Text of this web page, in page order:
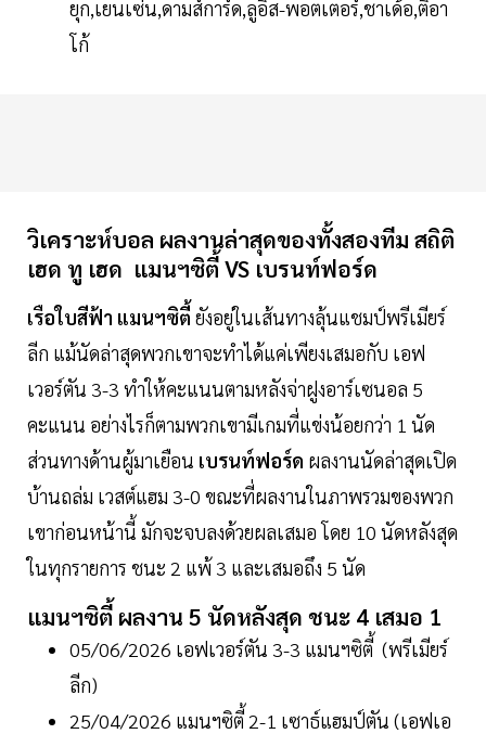
ยุก,เยนเซ่น,ดามส์การ์ด,ลูอิส-พอตเตอร์,ชาเด้อ,ติอา
โก้
วิเคราะห์บอล ผลงานล่าสุดของทั้งสองทีม สถิติ
เฮด ทู เฮด แมนฯซิตี้ VS เบรนท์ฟอร์ด
เรือใบสีฟ้า แมนฯซิตี้ ยังอยู่ในเส้นทางลุ้นแชมป์พรีเมียร์
ลีก แม้นัดล่าสุดพวกเขาจะทำได้แค่เพียงเสมอกับ เอฟ
เวอร์ตัน 3-3 ทำให้คะแนนตามหลังจ่าฝูงอาร์เซนอล 5
คะแนน อย่างไรก็ตามพวกเขามีเกมที่แข่งน้อยกว่า 1 นัด
ส่วนทางด้านผู้มาเยือน เบรนท์ฟอร์ด ผลงานนัดล่าสุดเปิด
บ้านถล่ม เวสต์แฮม 3-0 ขณะที่ผลงานในภาพรวมของพวก
เขาก่อนหน้านี้ มักจะจบลงด้วยผลเสมอ โดย 10 นัดหลังสุด
ในทุกรายการ ชนะ 2 แพ้ 3 และเสมอถึง 5 นัด
แมนฯซิตี้ ผลงาน 5 นัดหลังสุด ชนะ 4 เสมอ 1
05/06/2026 เอฟเวอร์ตัน 3-3 แมนฯซิตี้ (พรีเมียร์
ลีก)
25/04/2026 แมนฯซิตี้ 2-1 เซาธ์แฮมป์ตัน (เอฟเอ